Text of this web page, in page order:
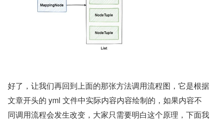
好了，让我们再回到上面的那张方法调用流程图，它是根据
文章开头的 yml 文件中实际内容内容绘制的，如果内容不
同调用流程会发生改变，大家只需要明白这个原理，下面我